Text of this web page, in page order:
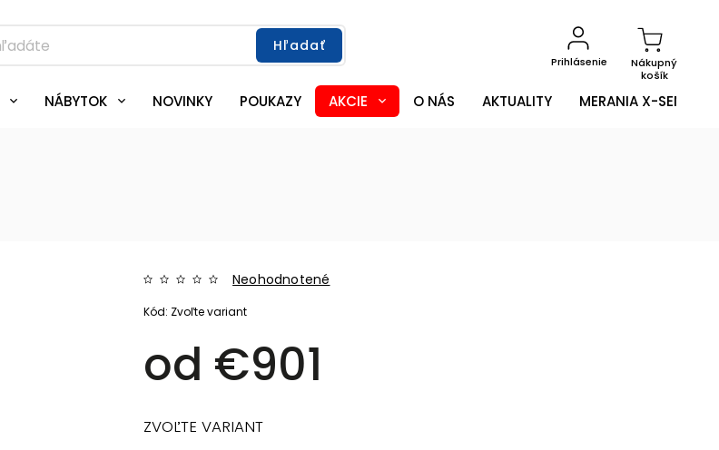
Hľadať
Nákupný
košík
Prihlásenie
NÁBYTOK NOVINKY POUKAZY AKCIE O NÁS AKTUALITY MERANIA X-SENSOR
Neohodnotené
od €901
Kód: Zvoľte variant
ZVOĽTE VARIANT